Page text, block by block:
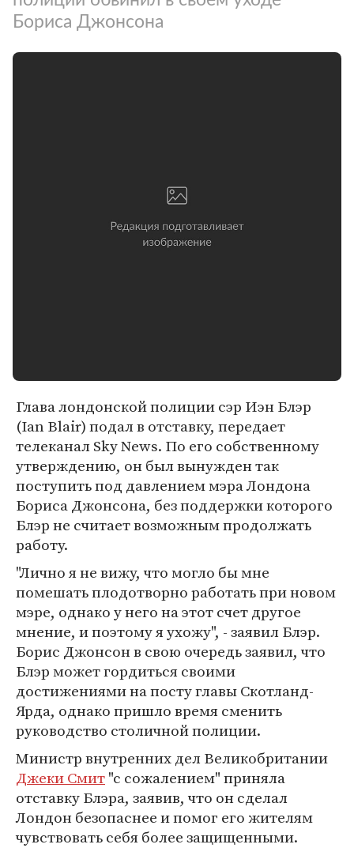
Бориса Джонсона
Глава лондонской полиции сэр Иэн Блэр
(Ian Blair) подал в отставку, передает
телеканал Sky News. По его собственному
утверждению, он был вынужден так
поступить под давлением мэра Лондона
Бориса Джонсона, без поддержки которого
Блэр не считает возможным продолжать
работу.
"Лично я не вижу, что могло бы мне
помешать плодотворно работать при новом
мэре, однако у него на этот счет другое
мнение, и поэтому я ухожу", - заявил Блэр.
Борис Джонсон в свою очередь заявил, что
Блэр может гордиться своими
достижениями на посту главы Скотланд-
Ярда, однако пришло время сменить
руководство столичной полиции.
Министр внутренних дел Великобритании
Джеки Смит"с сожалением" приняла
отставку Блэра, заявив, что он сделал
Лондон безопаснее и помог его жителям
чувствовать себя более защищенными.